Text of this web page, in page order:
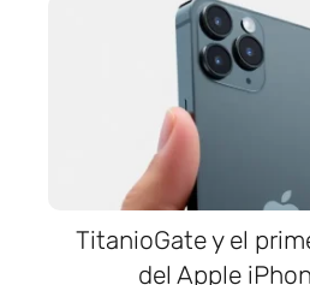
TitanioGate y el
del Apple